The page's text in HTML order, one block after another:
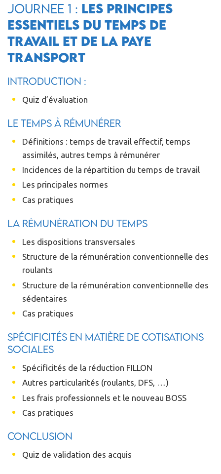
JOURNEE 1 : Les principes
essentiels du temps de
travail et de la paye
transport
Introduction :
Quiz d’évaluation
Le temps à rémunérer
Définitions : temps de travail effectif, temps
assimilés, autres temps à rémunérer
Incidences de la répartition du temps de travail
Les principales normes
Cas pratiques
La rémunération du temps
Les dispositions transversales
Structure de la rémunération conventionnelle des
roulants
Structure de la rémunération conventionnelle des
sédentaires
Cas pratiques
Spécificités en matière de cotisations
sociales
Spécificités de la réduction FILLON
Autres particularités (roulants, DFS, …)
Les frais professionnels et le nouveau BOSS
Cas pratiques
Conclusion
Quiz de validation des acquis